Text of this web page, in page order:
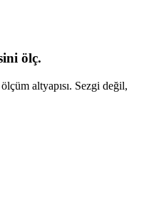
ölç.
altyapısı. Sezgi değil,